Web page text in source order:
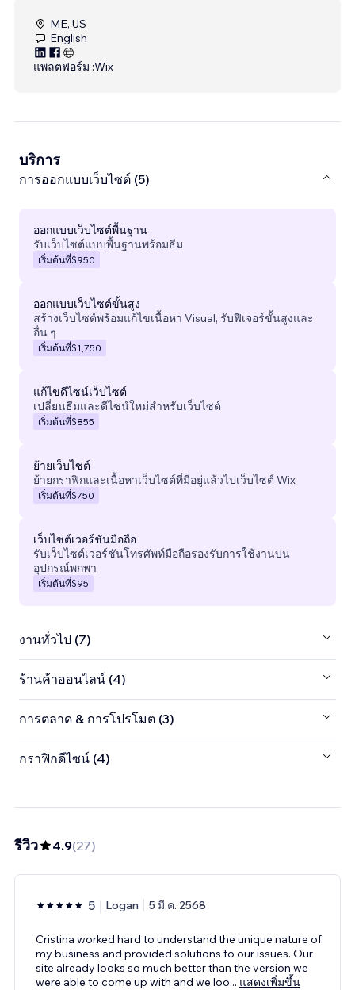
ME, US
English
แพลตฟอร์ม :Wix
บริการ
การออกแบบเว็บไซต์ (5)
ออกแบบเว็บไซต์พื้นฐาน
รับเว็บไซต์แบบพื้นฐานพร้อมธีม
เริ่มต้นที่$950
ออกแบบเว็บไซต์ขั้นสูง
สร้างเว็บไซต์พร้อมแก้ไขเนื้อหา Visual, รับฟีเจอร์ขั้นสูงและ
อื่น ๆ
เริ่มต้นที่$1,750
แก้ไขดีไซน์เว็บไซต์
เปลี่ยนธีมและดีไซน์ใหม่สำหรับเว็บไซต์
เริ่มต้นที่$855
ย้ายเว็บไซต์
ย้ายกราฟิกและเนื้อหาเว็บไซต์ที่มีอยู่แล้วไปเว็บไซต์ Wix
เริ่มต้นที่$750
เว็บไซต์เวอร์ชันมือถือ
รับเว็บไซต์เวอร์ชันโทรศัพท์มือถือรองรับการใช้งานบน
อุปกรณ์พกพา
เริ่มต้นที่$95
งานทั่วไป (7)
ร้านค้าออนไลน์ (4)
การตลาด & การโปรโมต (3)
กราฟิกดีไซน์ (4)
รีวิว 4.9(27)
5 Logan 5 มี.ค. 2568
Cristina worked hard to understand the unique nature of
my business and provided solutions to our issues. Our
site already looks so much better than the version we
were able to come up with and we loo... แสดงเพิ่มขึ้น